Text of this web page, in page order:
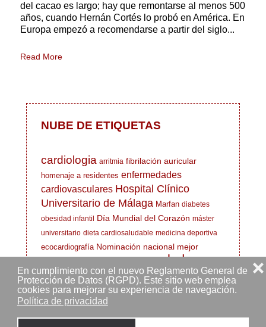
En cumplimiento con el nuevo Reglamento General de
Protección de Datos (RGPD). Este sitio web emplea
cookies para mejorar su experiencia de navegación.
Política de privacidad
❌
del cacao es largo; hay que remontarse al menos 500
años, cuando Hernán Cortés lo probó en América. En
Europa empezó a recomendarse a partir del siglo...
Read More
NUBE DE ETIQUETAS
cardiologia arritmia fibrilación auricular
homenaje a residentes enfermedades
cardiovasculares Hospital Clínico
Universitario de Málaga Marfan diabetes
obesidad infantil
Día Mundial del Corazón máster
universitario dieta cardiosaludable medicina deportiva
ecocardiografía Nominación nacional mejor
salud
cardiovascular cardiología deportiva
corazón de atleta MIR EIR enfermedad cardiovascular
evento Hospital Clínico Virgen de la Victoria
Doctoralia Awards 2021 síndrome de Marfan Médicos